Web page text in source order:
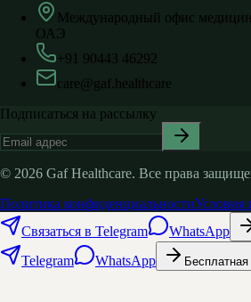
Международный офис
ОАЭ
+91 90443 46292
care@gaf.healthcare
Подписаться на рассылку
© 2026 Gaf Healthcare. Все права
Политика конфиденциальностиУсловия
Связаться в Telegram
WhatsApp
Telegram WhatsApp